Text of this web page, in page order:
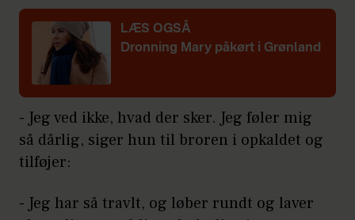
LÆS OGSÅ
Dronning Mary påkørt i Grønland
- Jeg ved ikke, hvad der sker. Jeg føler mig
så dårlig, siger hun til broren i opkaldet og
tilføjer:
- Jeg har så travlt, og løber rundt og laver